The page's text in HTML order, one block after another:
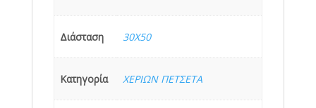
Διάσταση 30X50
Κατηγορία ΧΕΡΙΩΝ ΠΕΤΣΕΤΑ